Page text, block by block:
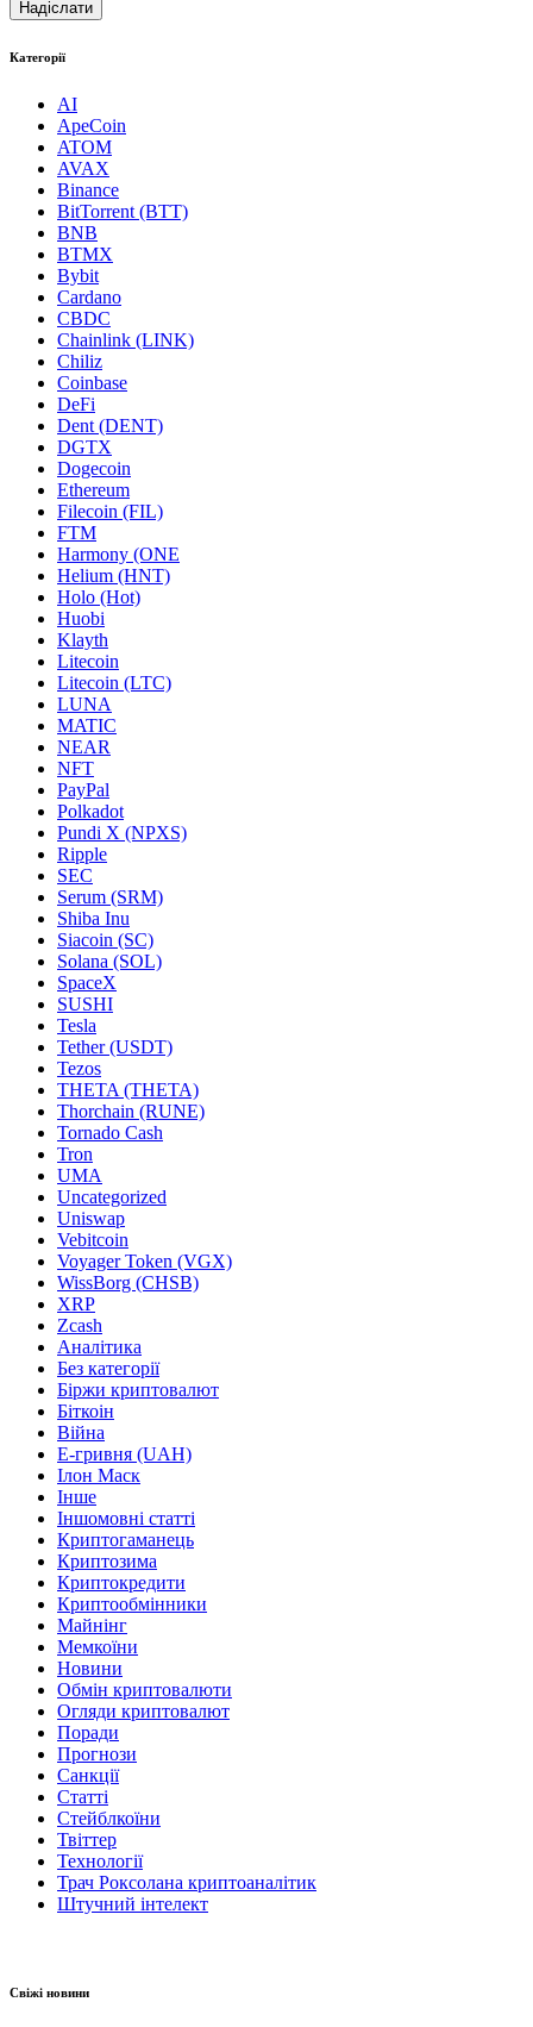
Категорії
AI
ApeCoin
ATOM
AVAX
Binance
BitTorrent (BTT)
BNB
BTMX
Bybit
Cardano
CBDC
Chainlink (LINK)
Chiliz
Coinbase
DeFi
Dent (DENT)
DGTX
Dogecoin
Ethereum
Filecoin (FIL)
FTM
Harmony (ONE
Helium (HNT)
Holo (Hot)
Huobi
Klayth
Litecoin
Litecoin (LTC)
LUNA
MATIC
NEAR
NFT
PayPal
Polkadot
Pundi X (NPXS)
Ripple
SEC
Serum (SRM)
Shiba Inu
Siacoin (SC)
Solana (SOL)
SpaceX
SUSHI
Tesla
Tether (USDT)
Tezos
THETA (THETA)
Thorchain (RUNE)
Tornado Cash
Tron
UMA
Uncategorized
Uniswap
Vebitcoin
Voyager Token (VGX)
WissBorg (CHSB)
XRP
Zcash
Аналітика
Без категорії
Біржи криптовалют
Біткоін
Війна
Е-гривня (UAH)
Ілон Маск
Інше
Іншомовні статті
Криптогаманець
Криптозима
Криптокредити
Криптообмінники
Майнінг
Мемкоїни
Новини
Обмін криптовалюти
Огляди криптовалют
Поради
Прогнози
Санкції
Статті
Стейблкоїни
Твіттер
Технології
Трач Роксолана криптоаналітик
Штучний інтелект
Свіжі новини